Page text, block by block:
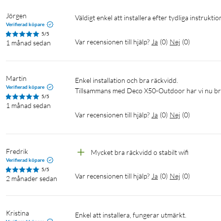
för MU-MIMO gör att den tillgängliga databandbredden
emot data samtidigt. Kan även överföra upp till 574 Mb/s på
Enkla att placera – precis där du vill ha dem
Deco X50-PoE kan placeras eller monteras på plana ytor,
spridning i hela hemmet. Med PoE-stöd kan noderna även
den värdefulla bandbredden i ditt wifi-nätverk tas upp att
Jörgen
Verifierad köpare
5/5
1 månad sedan
Väldigt enkel att installera efter tydliga
Var recensionen till hjälp? Ja (0) Nej (0)
Martin
Verifierad köpare
5/5
1 månad sedan
Enkel installation och bra räckvidd.
Tillsammans med Deco X50-Outdoor har vi nu
Var recensionen till hjälp? Ja (0) Nej (0)
Fredrik
Verifierad köpare
5/5
2 månader sedan
Mycket bra räckvidd o stabilt wifi
Var recensionen till hjälp? Ja (0) Nej (0)
Kristina
Enkel att installera, fungerar utmärkt.